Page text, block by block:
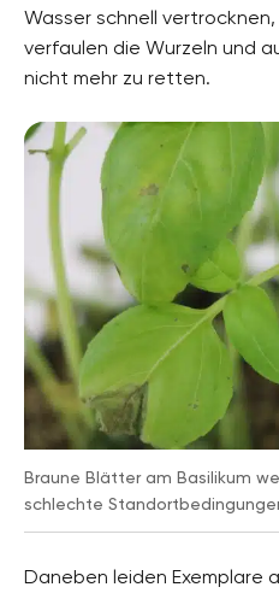
Wasser schnell
verfaulen die Wurzeln und
nicht mehr zu retten.
Braune Blätter am Basilikum
schlechte
Daneben leiden Exemplare